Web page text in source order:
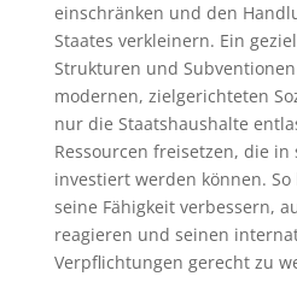
einschränken und den
Staates verkleinern. Ein
Strukturen und
modernen, zielgerichteten
nur die Staatshaushalte
Ressourcen freisetzen, die in
investiert werden können.
seine Fähigkeit verbessern,
reagieren und seinen
Verpflichtungen gerecht zu